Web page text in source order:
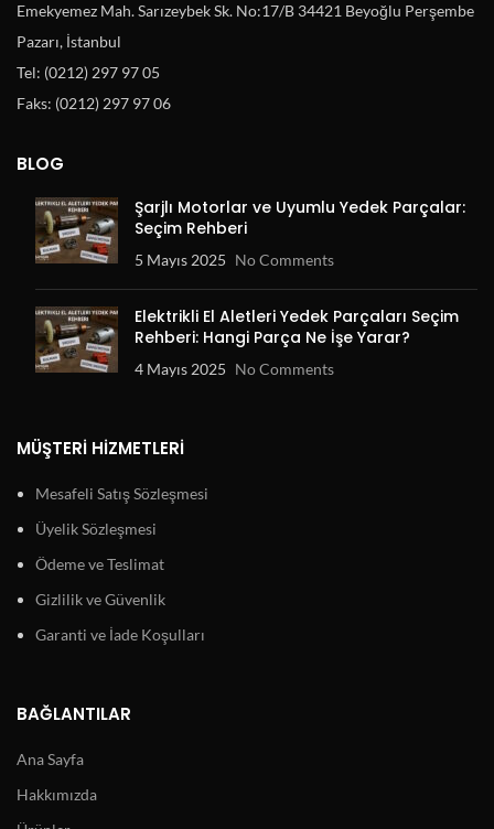
Emekyemez Mah. Sarızeybek Sk. No:17/B 34421 Beyoğlu Perşembe
Pazarı, İstanbul
Tel: (0212) 297 97 05
Faks: (0212) 297 97 06
BLOG
Şarjlı Motorlar ve Uyumlu Yedek Parçalar:
Seçim Rehberi
5 Mayıs 2025 No Comments
Elektrikli El Aletleri Yedek Parçaları Seçim
Rehberi: Hangi Parça Ne İşe Yarar?
4 Mayıs 2025 No Comments
MÜŞTERI HIZMETLERI
Mesafeli Satış Sözleşmesi
Üyelik Sözleşmesi
Ödeme ve Teslimat
Gizlilik ve Güvenlik
Garanti ve İade Koşulları
BAĞLANTILAR
Ana Sayfa
Hakkımızda